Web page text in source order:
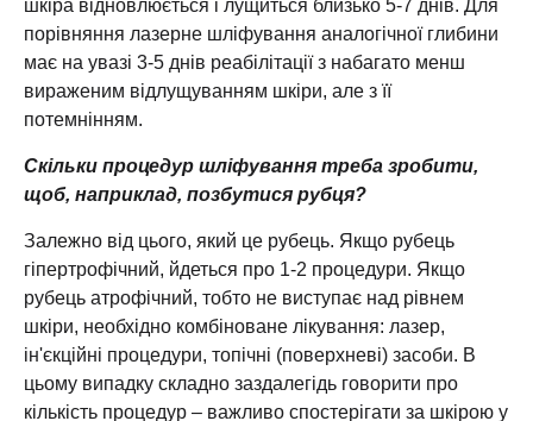
шкіра відновлюється і лущиться близько 5-7 днів. Для
порівняння лазерне шліфування аналогічної глибини
має на увазі 3-5 днів реабілітації з набагато менш
вираженим відлущуванням шкіри, але з її
потемнінням.
Скільки процедур шліфування треба зробити,
щоб, наприклад, позбутися рубця?
Залежно від цього, який це рубець. Якщо рубець
гіпертрофічний, йдеться про 1-2 процедури. Якщо
рубець атрофічний, тобто не виступає над рівнем
шкіри, необхідно комбіноване лікування: лазер,
ін'єкційні процедури, топічні (поверхневі) засоби. В
цьому випадку складно заздалегідь говорити про
кількість процедур – важливо спостерігати за шкірою у